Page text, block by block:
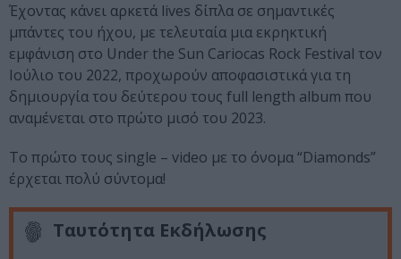
Έχοντας κάνει αρκετά lives δίπλα σε σημαντικές
μπάντες του ήχου, με τελευταία μια εκρηκτική
εμφάνιση στο Under the Sun Cariocas Rock Festival τον
Ιούλιο του 2022, προχωρούν αποφασιστικά για τη
δημιουργία του δεύτερου τους full length album που
αναμένεται στο πρώτο μισό του 2023.
Το πρώτο τους single – video με το όνομα “Diamonds”
έρχεται πολύ σύντομα!
Ταυτότητα Εκδήλωσης